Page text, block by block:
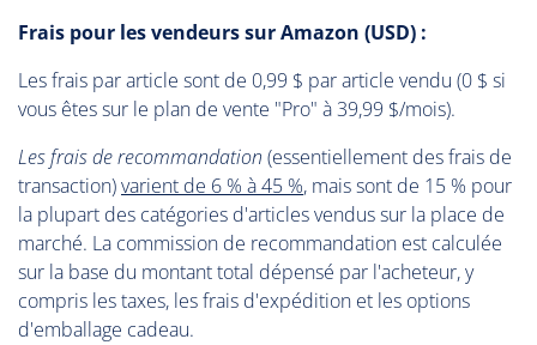
Frais pour les vendeurs sur Amazon (USD) :
Les frais par article sont de 0,99 $ par article vendu (0 $ si
vous êtes sur le plan de vente "Pro" à 39,99 $/mois).
Les frais de recommandation (essentiellement des frais de
transaction)varient de 6 % à 45 %, mais sont de 15 % pour
la plupart des catégories d'articles vendus sur la place de
marché. La commission de recommandation est calculée
sur la base du montant total dépensé par l'acheteur, y
compris les taxes, les frais d'expédition et les options
d'emballage cadeau.